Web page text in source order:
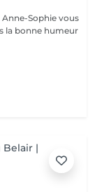
Anne-Sophie vous
la bonne humeur